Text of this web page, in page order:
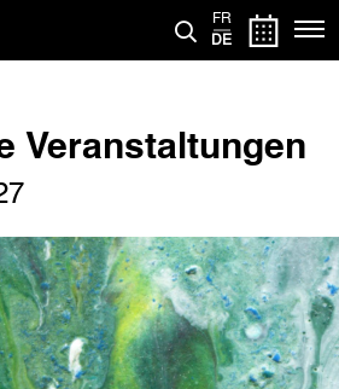
FR
DE
Veranstaltungen